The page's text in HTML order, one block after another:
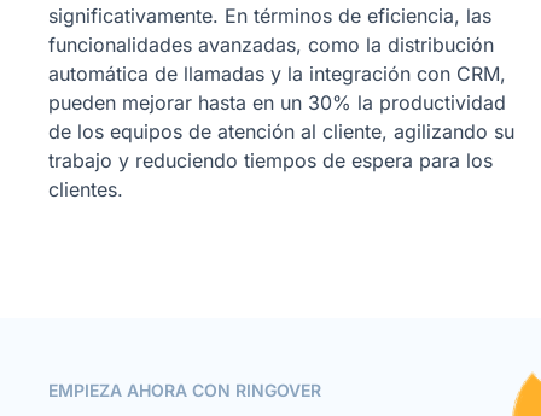
significativamente. En términos de eficiencia, las
funcionalidades avanzadas, como la distribución
automática de llamadas y la integración con CRM,
pueden mejorar hasta en un 30% la productividad
de los equipos de atención al cliente, agilizando su
trabajo y reduciendo tiempos de espera para los
clientes.
EMPIEZA AHORA CON RINGOVER